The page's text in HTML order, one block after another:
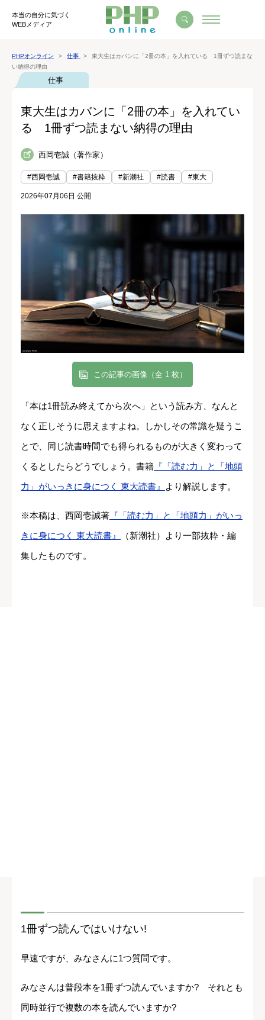
本当の自分に気づく
WEBメディア
PHPオンライン 仕事
東大生はカバンに「2冊の本」を入れている 1冊ずつ読まな
い納得の理由
仕事
東大生はカバンに「2冊の本」を入れてい
る 1冊ずつ読まない納得の理由
西岡壱誠（著作家）
#西岡壱誠 #書籍抜粋 #新潮社 #読書 #東大
2026年07月06日 公開
この記事の画像（全 1 枚）
「本は1冊読み終えてから次へ」という読み方、なんと
なく正しそうに思えますよね。しかしその常識を疑うこ
とで、同じ読書時間でも得られるものが大きく変わって
くるとしたらどうでしょう。書籍 『「読む力」と「地頭
力」がいっきに身につく 東大読書』
より解説します。
※本稿は、西岡壱誠著 『「読む力」と「地頭力」がいっ
きに身につく 東大読書』
（新潮社）より一部抜粋・編
集したものです。
1冊ずつ読んではいけない!
早速ですが、みなさんに1つ質問です。
みなさんは普段本を1冊ずつ読んでいますか? それとも
同時並行で複数の本を読んでいますか?